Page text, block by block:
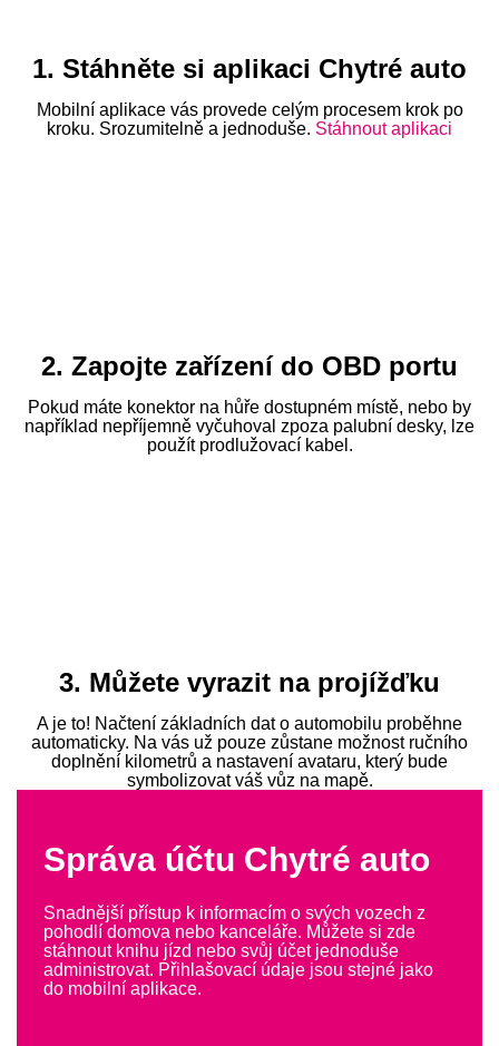
1. Stáhněte si aplikaci Chytré auto
Mobilní aplikace vás provede celým procesem krok po
kroku. Srozumitelně a jednoduše. Stáhnout aplikaci
2. Zapojte zařízení do OBD portu
Pokud máte konektor na hůře dostupném místě, nebo by
například nepříjemně vyčuhoval zpoza palubní desky, lze
použít prodlužovací kabel.
3. Můžete vyrazit na projížďku
A je to! Načtení základních dat o automobilu proběhne
automaticky. Na vás už pouze zůstane možnost ručního
doplnění kilometrů a nastavení avataru, který bude
symbolizovat váš vůz na mapě.
Správa účtu Chytré auto
Snadnější přístup k informacím o svých vozech z
pohodlí domova nebo kanceláře. Můžete si zde
stáhnout knihu jízd nebo svůj účet jednoduše
administrovat. Přihlašovací údaje jsou stejné jako
do mobilní aplikace.